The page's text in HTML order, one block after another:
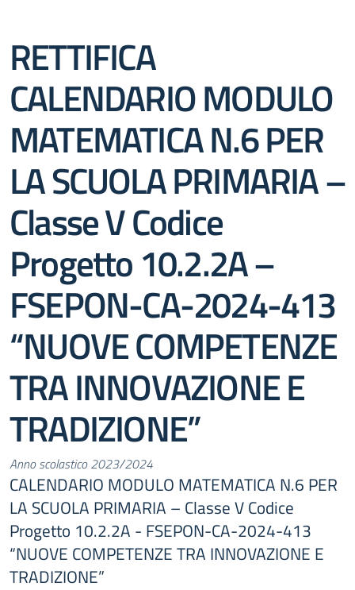
RETTIFICA
CALENDARIO MODULO
MATEMATICA N.6 PER
LA SCUOLA PRIMARIA –
Classe V Codice
Progetto 10.2.2A –
FSEPON-CA-2024-413
“NUOVE COMPETENZE
TRA INNOVAZIONE E
TRADIZIONE”
Anno scolastico 2023/2024
CALENDARIO MODULO MATEMATICA N.6 PER
LA SCUOLA PRIMARIA – Classe V Codice
Progetto 10.2.2A - FSEPON-CA-2024-413
“NUOVE COMPETENZE TRA INNOVAZIONE E
TRADIZIONE”